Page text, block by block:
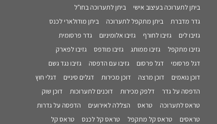
ביתן לתערוכה בחו"ל
ביתן לתערוכה בעיצוב אישי
ביתן מודולארי לכנס
ביתן מתקפל לתערוכה
גדר מדברת
גדר פרסומית
גזיבו אלומיניום גזיבו לחורף
גזיבו לים
גזיבו לפארק
גזיבו מודפס גזיבו ממותג
גזיבו מתקפל
גזיבו נגד גשם
גזיבו עם הדפסה דגל פרסום
דגל פרסומי
דגלי חוץ
דגלים סיניים דוכן מכירות דוכן מרצה
דוכן נואמים
דוכן שוק
דוכנים לתערוכות דלפק מכירות
הדפסה על גדר
הדפסה על גדרות
הצללה לאירועים טראס
טראס לתערוכה
טראס קל
טראס קל לכנס טראס קל מתקפל
טראסים